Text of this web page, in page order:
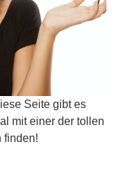
Seite gibt es
mit einer der tollen
finden!